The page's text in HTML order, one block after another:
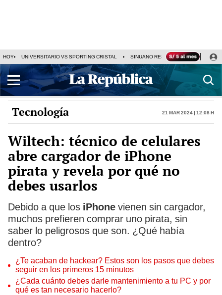
HOY UNIVERSITARIO VS SPORTING CRISTAL SINUANO RESULTADOS HOY
Tecnología 21 Mar 2024 | 12:08 h
Wiltech: técnico de celulares
abre cargador de iPhone
pirata y revela por qué no
debes usarlos
Debido a que los iPhone vienen sin cargador,
muchos prefieren comprar uno pirata, sin
saber lo peligrosos que son. ¿Qué había
dentro?
¿Te acaban de hackear? Estos son los pasos que debes
seguir en los primeros 15 minutos
¿Cada cuánto debes darle mantenimiento a tu PC y por
qué es tan necesario hacerlo?